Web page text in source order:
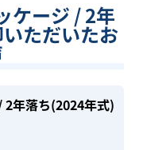
ケージ / 2年
ただいたお
2年落ち(2024年式)